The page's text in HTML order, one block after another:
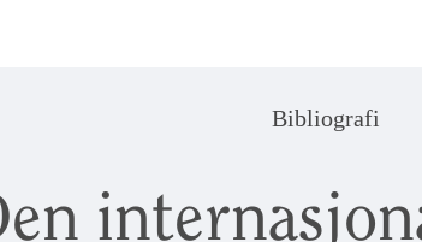
Bibliografi